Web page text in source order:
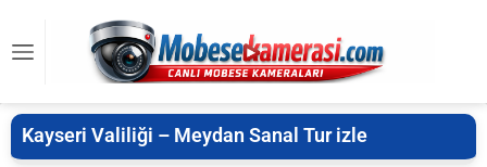
Kayseri Valiliği – Meydan Sanal Tur izle